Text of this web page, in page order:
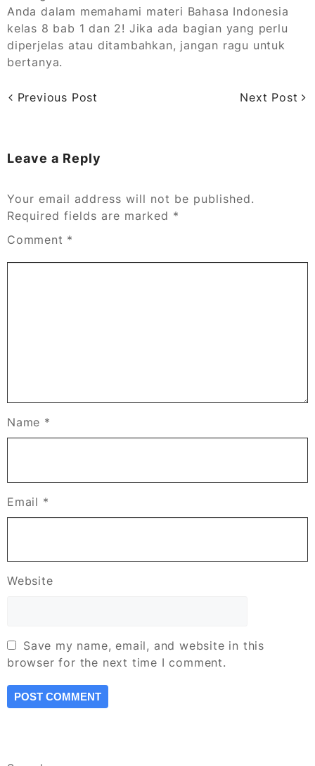
Anda dalam memahami materi Bahasa Indonesia
kelas 8 bab 1 dan 2! Jika ada bagian yang perlu
diperjelas atau ditambahkan, jangan ragu untuk
bertanya.
Previous Post Next Post
Leave a Reply
Your email address will not be published.
Required fields are marked *
Comment *
Name *
Email *
Website
Save my name, email, and website in this
browser for the next time I comment.